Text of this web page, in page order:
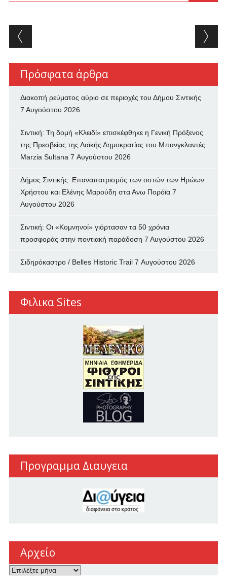
Post navigation
Πρόσφατα άρθρα
Διακοπή ρεύματος αύριο σε περιοχές του Δήμου Σιντικής
7 Αυγούστου 2026
Σιντική: Τη δομή «Κλειδί» επισκέφθηκε η Γενική Πρόξενος
της Πρεσβείας της Λαϊκής Δημοκρατίας του Μπανγκλαντές
Marzia Sultana 7 Αυγούστου 2026
Δήμος Σιντικής: Επαναπατρισμός των oστών των Ηρώων
Χρήστου και Ελένης Μαρούδη στα Ανω Πορόϊα 7
Αυγούστου 2026
Σιντική: Οι «Κομνηνοί» γιόρτασαν τα 50 χρόνια
προσφοράς στην ποντιακή παράδοση 7 Αυγούστου 2026
Σιδηρόκαστρο / Belles Historic Trail 7 Αυγούστου 2026
Φιλικα Sites
Προγραμμα Διαυγεια
Αρχείο
Αρχείο